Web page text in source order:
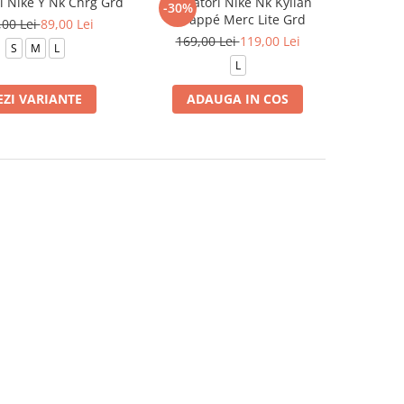
Lei89,00 Lei
S M L
VARIANTE
-30%
Mbappé Merc Lite Grd
169,00 Lei119,00 Lei
L
ADAUGA IN COS